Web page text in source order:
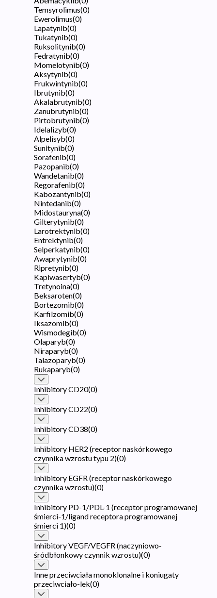
Temsyrolimus(0)
Ewerolimus(0)
Lapatynib(0)
Tukatynib(0)
Ruksolitynib(0)
Fedratynib(0)
Momelotynib(0)
Aksytynib(0)
Frukwintynib(0)
Ibrutynib(0)
Akalabrutynib(0)
Zanubrutynib(0)
Pirtobrutynib(0)
Idelalizyb(0)
Alpelisyb(0)
Sunitynib(0)
Sorafenib(0)
Pazopanib(0)
Wandetanib(0)
Regorafenib(0)
Kabozantynib(0)
Nintedanib(0)
Midostauryna(0)
Gilterytynib(0)
Larotrektynib(0)
Entrektynib(0)
Selperkatynib(0)
Awaprytynib(0)
Ripretynib(0)
Kapiwasertyb(0)
Tretynoina(0)
Beksaroten(0)
Bortezomib(0)
Karfilzomib(0)
Iksazomib(0)
Wismodegib(0)
Olaparyb(0)
Niraparyb(0)
Talazoparyb(0)
Rukaparyb(0)
Inhibitory CD20(0)
Inhibitory CD22(0)
Inhibitory CD38(0)
Inhibitory HER2 (receptor naskórkowego
czynnika wzrostu typu 2)(0)
Inhibitory EGFR (receptor naskórkowego
czynnika wzrostu)(0)
Inhibitory PD-1/PDL-1 (receptor programowanej
śmierci-1/ligand receptora programowanej
śmierci 1)(0)
Inhibitory VEGF/VEGFR (naczyniowo-
śródbłonkowy czynnik wzrostu)(0)
Inne przeciwciała monoklonalne i koniugaty
przeciwciało-lek(0)